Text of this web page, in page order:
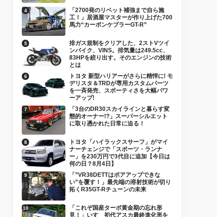
「2700発のリベット補強まで自ら施
工！」居酒屋マスターが作り上げた700
馬力“カーボンケブラーGT-R”
排ガス規制をクリアした、2ストVツイ
ンバイク、VINS。排気量は249.5cc、
83HPを絞り出す。そのエンジンの技術
とは
トヨタ 新型ハリアーがさらに精悍に! モ
デリスタ＆TRDが専用カスタムパーツ
を一斉発売、スポーティさを大幅パワ
ーアップ!
「3台のDR30スカイラインと暮らす変
態的オーナー!?」スーパーシルエット
に取り憑かれた日常に迫る！
トヨタ「ハイラックスサーフ」がマイ
ナーチェンジで「スポーツ・ランナ
ー」を230万円で3代目に追加【今日は
何の日？8月4日】
「”VR38DETTはボアアップできな
い”を覆す！」最先端の溶射技術が切り
拓くR35GT-Rチューンの未来
「これぞ国産ターボ黄金期の忘れ形
見！」いすゞ初代アスカ最終進化形を